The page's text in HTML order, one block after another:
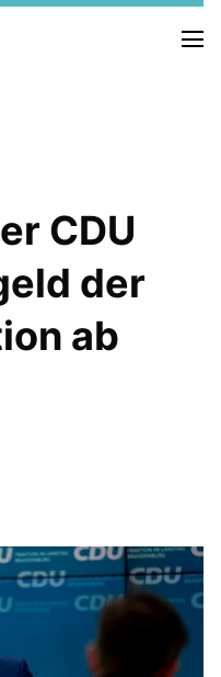
Landtag
CDU
der
ab